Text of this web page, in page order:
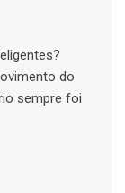
do
sempre foi